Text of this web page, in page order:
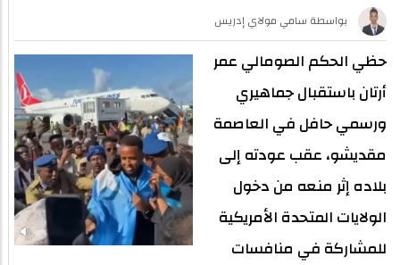
بواسطة سامي مولاي إدريس
حظي الحكم الصومالي عمر
أرتان باستقبال جماهيري
ورسمي حافل في العاصمة
مقديشو، عقب عودته إلى
بلاده إثر منعه من دخول
الولايات المتحدة الأمريكية
للمشاركة في منافسات